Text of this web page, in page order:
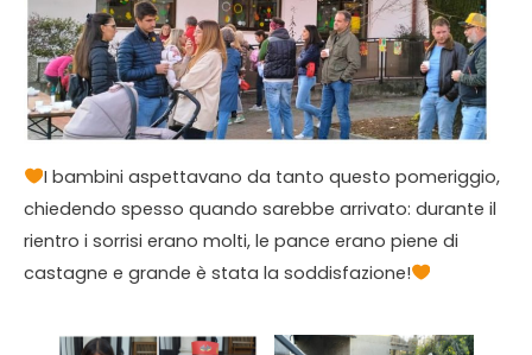
​I bambini aspettavano da tanto questo pomeriggio,
chiedendo spesso quando sarebbe arrivato: durante il
rientro i sorrisi erano molti, le pance erano piene di
castagne e grande è stata la soddisfazione!